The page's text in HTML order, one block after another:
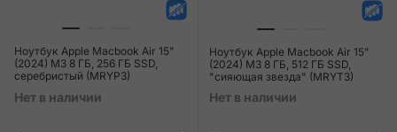
Ноутбук Apple Macbook Air 15"
(2024) M3 8 ГБ, 256 ГБ SSD,
серебристый (MRYP3)
Нет в наличии
Ноутбук Apple Macbook Air 15"
(2024) M3 8 ГБ, 512 ГБ SSD,
"сияющая звезда" (MRYT3)
Нет в наличии